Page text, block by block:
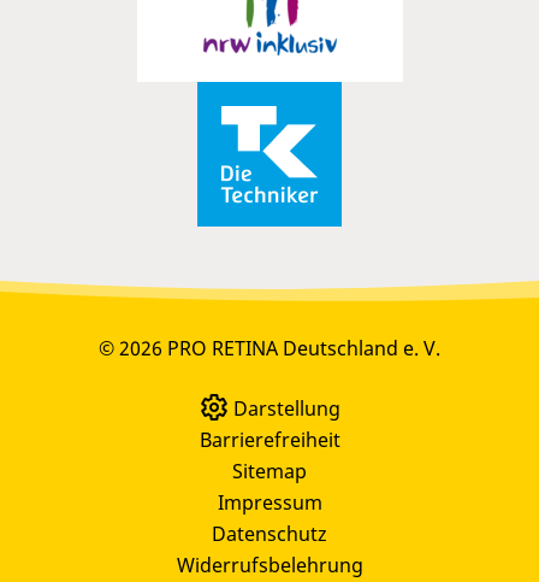
© 2026 PRO RETINA Deutschland e. V.
Darstellung
Barrierefreiheit
Sitemap
Impressum
Datenschutz
Widerrufsbelehrung